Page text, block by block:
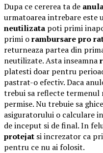
Dupa ce cererea ta de
urmatoarea intrebare este
neutilizata poti primi
primi orambursare pro
returneaza partea din
neutilizate. Asta inseamna
platesti doar pentru
pastrat-o efectiv. Daca
trebui sa reflecte termenul
permise. Nu trebuie sa
asiguratorului o calculare
de inceput si de final. In
protejat si increzator ca
pentru ce nu ai folosit.